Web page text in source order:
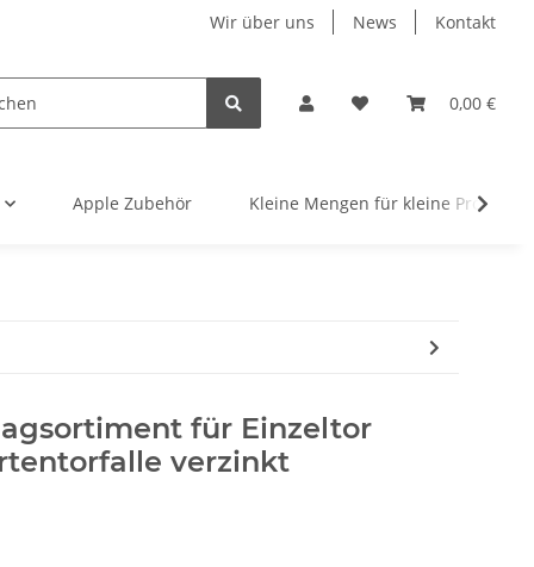
Wir über uns News Kontakt
0,00 €
Apple Zubehör Kleine Mengen für kleine Projekte
für Einzeltor
verzinkt